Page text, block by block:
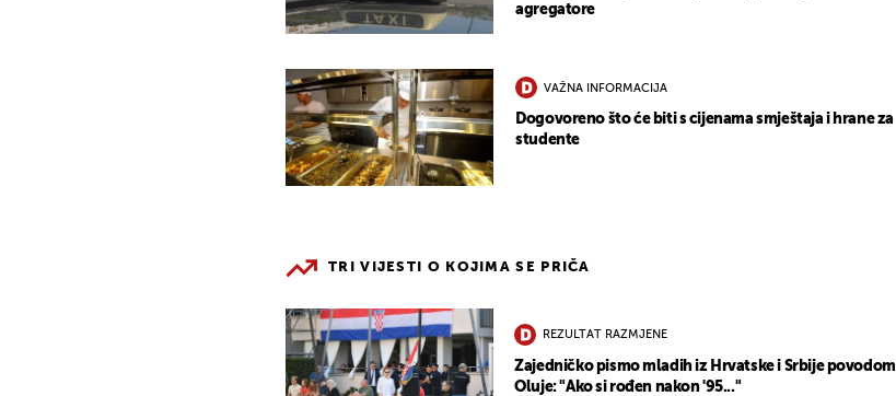
agregatore
VAŽNA INFORMACIJA
Dogovoreno što će biti s cijenama smještaja i hrane za
studente
TRI VIJESTI O KOJIMA SE PRIČA
REZULTAT RAZMJENE
Zajedničko pismo mladih iz Hrvatske i Srbije povodom
Oluje: "Ako si rođen nakon '95..."